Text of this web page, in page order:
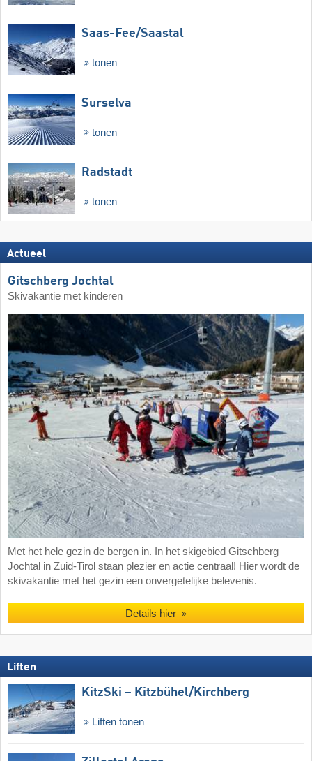
Saas-Fee/​Saastal
tonen
Surselva
tonen
Radstadt
tonen
Actueel
Gitschberg Jochtal
Skivakantie met kinderen
Met het hele gezin de bergen in. In het skigebied Gitschberg
Jochtal in Zuid-Tirol staan plezier en actie centraal! Hier wordt de
skivakantie met het gezin een onvergetelijke belevenis.
Details hier
Liften
KitzSki – Kitzbühel/​Kirchberg
Liften tonen